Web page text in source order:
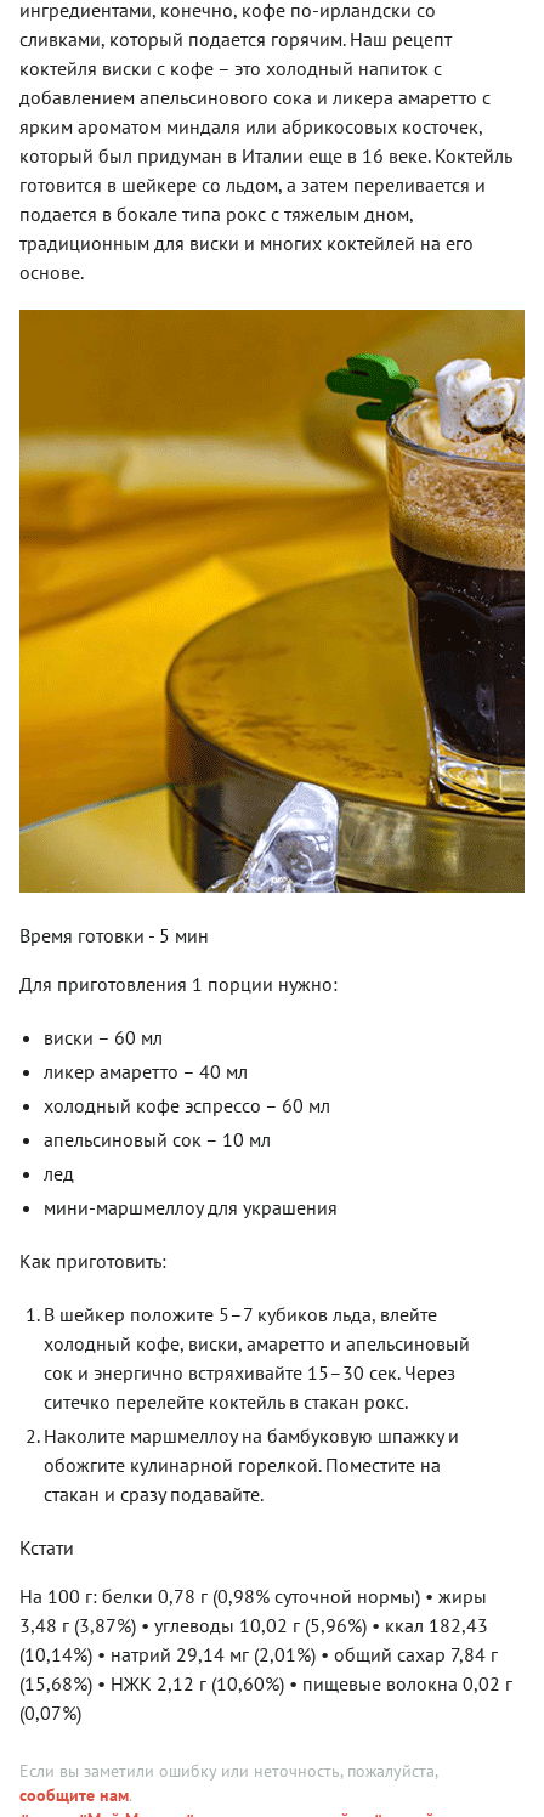
ингредиентами, конечно, кофе по-ирландски со
сливками, который подается горячим. Наш рецепт
коктейля виски с кофе – это холодный напиток с
добавлением апельсинового сока и ликера амаретто с
ярким ароматом миндаля или абрикосовых косточек,
который был придуман в Италии еще в 16 веке. Коктейль
готовится в шейкере со льдом, а затем переливается и
подается в бокале типа рокс с тяжелым дном,
традиционным для виски и многих коктейлей на его
основе.
Время готовки - 5 мин
Для приготовления 1 порции нужно:
виски – 60 мл
ликер амаретто – 40 мл
холодный кофе эспрессо – 60 мл
апельсиновый сок – 10 мл
лед
мини-маршмеллоу для украшения
Как приготовить:
В шейкер положите 5–7 кубиков льда, влейте
холодный кофе, виски, амаретто и апельсиновый
сок и энергично встряхивайте 15–30 сек. Через
ситечко перелейте коктейль в стакан рокс.
Наколите маршмеллоу на бамбуковую шпажку и
обожгите кулинарной горелкой. Поместите на
стакан и сразу подавайте.
Кстати
На 100 г: белки 0,78 г (0,98% суточной нормы) • жиры
3,48 г (3,87%) • углеводы 10,02 г (5,96%) • ккал 182,43
(10,14%) • натрий 29,14 мг (2,01%) • общий сахар 7,84 г
(15,68%) • НЖК 2,12 г (10,60%) • пищевые волокна 0,02 г
(0,07%)
Если вы заметили ошибку или неточность, пожалуйста,
сообщите нам.